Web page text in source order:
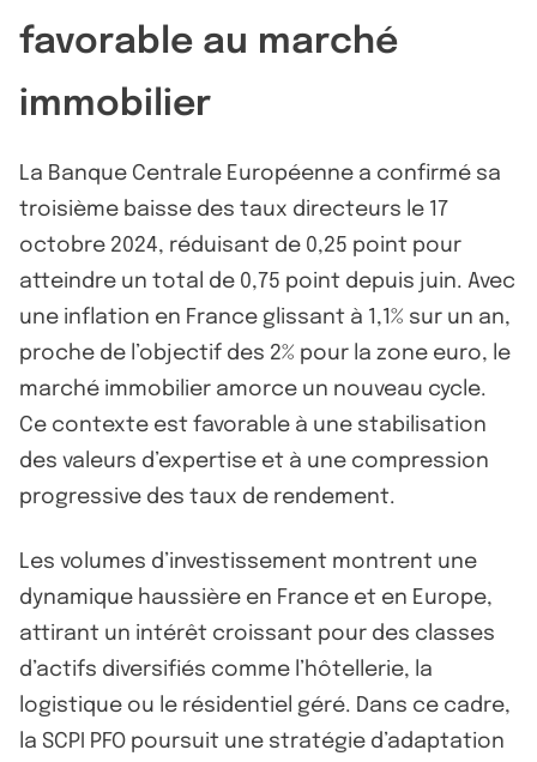
favorable au marché
immobilier
La Banque Centrale Européenne a confirmé sa
troisième baisse des taux directeurs le 17
octobre 2024, réduisant de 0,25 point pour
atteindre un total de 0,75 point depuis juin. Avec
une inflation en France glissant à 1,1% sur un an,
proche de l’objectif des 2% pour la zone euro, le
marché immobilier amorce un nouveau cycle.
Ce contexte est favorable à une stabilisation
des valeurs d’expertise et à une compression
progressive des taux de rendement.
Les volumes d’investissement montrent une
dynamique haussière en France et en Europe,
attirant un intérêt croissant pour des classes
d’actifs diversifiés comme l’hôtellerie, la
logistique ou le résidentiel géré. Dans ce cadre,
la SCPI PFO poursuit une stratégie d’adaptation